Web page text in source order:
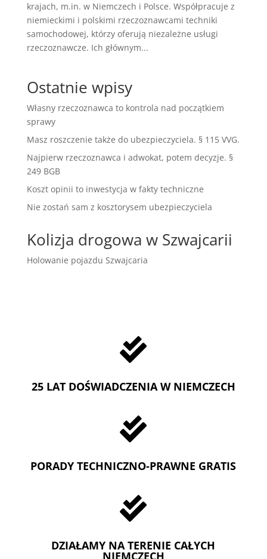
krajach, m.in. w Niemczech i Polsce. Współpracuje z
niemieckimi i polskimi rzeczoznawcami techniki
samochodowej, którzy oferują niezależne usługi
rzeczoznawcze. Ich głównym...
Ostatnie wpisy
Własny rzeczoznawca to kontrola nad początkiem
sprawy
Masz roszczenie także do ubezpieczyciela. § 115 VVG.
Najpierw rzeczoznawca i adwokat, potem decyzje. §
249 BGB
Koszt opinii to inwestycja w fakty techniczne
Nie zostań sam z kosztorysem ubezpieczyciela
Kolizja drogowa w Szwajcarii
Holowanie pojazdu Szwajcaria

25 LAT DOŚWIADCZENIA W NIEMCZECH

PORADY TECHNICZNO-PRAWNE GRATIS

DZIAŁAMY NA TERENIE CAŁYCH